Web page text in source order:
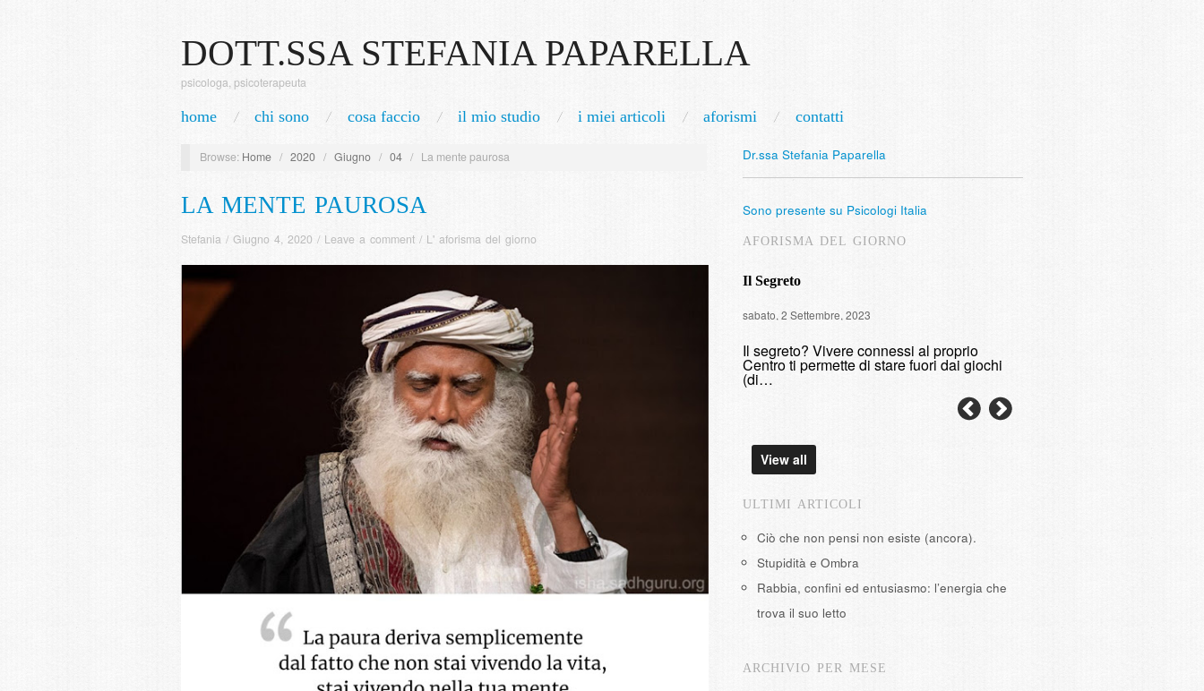
DOTT.SSA STEFANIA PAPARELLA
psicologa, psicoterapeuta
home chi sono cosa faccio il mio studio i miei articoli aforismi contatti
Browse: Home / 2020 / Giugno / 04 / La mente paurosa
LA MENTE PAUROSA
Stefania / Giugno 4, 2020 / Leave a comment / L' aforisma del giorno
Dr.ssa Stefania Paparella
Sono presente su Psicologi Italia
AFORISMA DEL GIORNO
Il Segreto
sabato, 2 Settembre, 2023
Il segreto? Vivere connessi al proprio
Centro ti permette di stare fuori dai giochi
(di…
View all
ULTIMI ARTICOLI
Ciò che non pensi non esiste (ancora).
Stupidità e Ombra
Rabbia, confini ed entusiasmo: l’energia che
trova il suo letto
ARCHIVIO PER MESE